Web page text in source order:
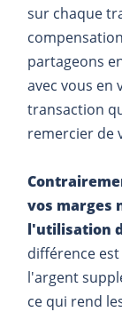
sur chaque
partageons
avec vous en
transaction
remercier de
vos marges
l'utilisation
différence
l'argent
ce qui rend